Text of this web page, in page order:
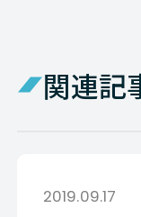
関連記
2019.09.17